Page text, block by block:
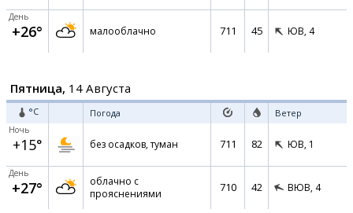
День
+26° малооблачно 711 45 ЮВ, 4
Пятница, 14 Августа
°C Погода Ветер
Ночь
+15° без осадков, туман 711 82 ЮВ, 1
День
+27°
облачно с
прояснениями
710 42 ВЮВ, 4